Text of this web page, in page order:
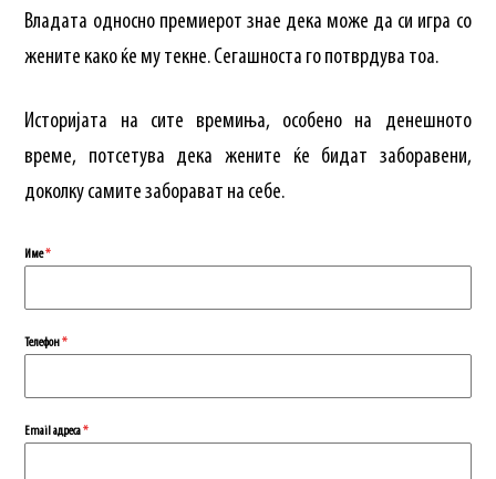
Владата односно премиерот знае дека може да си игра со
жените како ќе му текне. Сегашноста го потврдува тоа.
Историјата на сите времиња, особено на денешното
време, потсетува дека жените ќе бидат заборавени,
доколку самите заборават на себе.
Име*
Телефон*
Еmail адреса*